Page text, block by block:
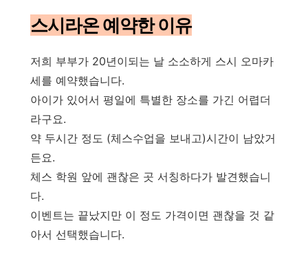
스시라온 예약한 이유
저희 부부가 20년이되는 날 소소하게 스시 오마카
세를 예약했습니다.
아이가 있어서 평일에 특별한 장소를 가긴 어렵더
라구요.
약 두시간 정도 (체스수업을 보내고)시간이 남았거
든요.
체스 학원 앞에 괜찮은 곳 서칭하다가 발견했습니
다.
이벤트는 끝났지만 이 정도 가격이면 괜찮을 것 같
아서 선택했습니다.